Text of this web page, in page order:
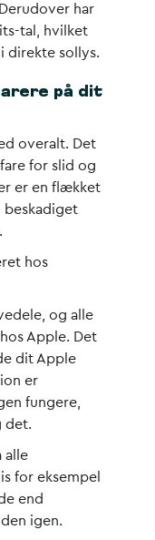
har
tal, hvilket
direkte sollys.
på dit
overalt. Det
for slid og
er en flækket
hos
og alle
Apple. Det
dit Apple
er
fungere,
det.
alle
for eksempel
end
igen.